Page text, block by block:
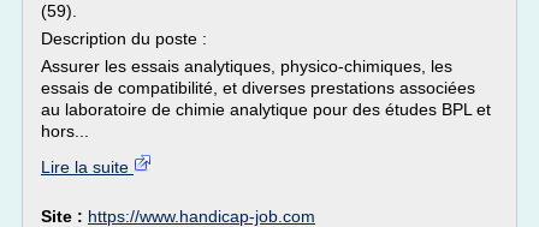
(59).
Description du poste :
Assurer les essais analytiques, physico-chimiques, les
essais de compatibilité, et diverses prestations associées
au laboratoire de chimie analytique pour des études BPL et
hors...
Lire la suite
Site : https://www.handicap-job.com